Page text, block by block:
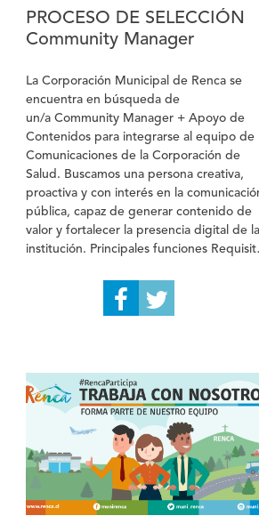
PROCESO DE SELECCIÓN
Community Manager
La Corporación Municipal de Renca se
encuentra en búsqueda de
un/a Community Manager + Apoyo de
Contenidos para integrarse al equipo de
Comunicaciones de la Corporación de
Salud. Buscamos una persona creativa,
proactiva y con interés en la
pública, capaz de generar contenido de
valor y fortalecer la presencia digital de la
institución. Principales funciones
postular Te invitamos a ser parte de una
institución comprometida con la salud
postulación desde el 02 al 10 de junio del
2026. Las personas interesadas en
participar del proceso de selección
deberán enviar su currículum vitae
actualizado, con referencias laborales
comprobables, al correo
reclutamiento.corporacion@renca.cl,
indicando en el asunto “Community